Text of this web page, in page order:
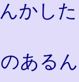
た
ん